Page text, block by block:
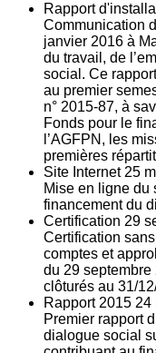
Rapport
Communication
janvier 2016 à
du travail, de
social. Ce
au premier
n° 2015-87, à
Fonds pour le
l’AGFPN, les
premières
Site Internet 25
Mise en ligne du
financement du
Certification 29
Certification
comptes et
du 29 septembre
clôturés au 31/
Rapport 2015 24
Premier rapport
dialogue social